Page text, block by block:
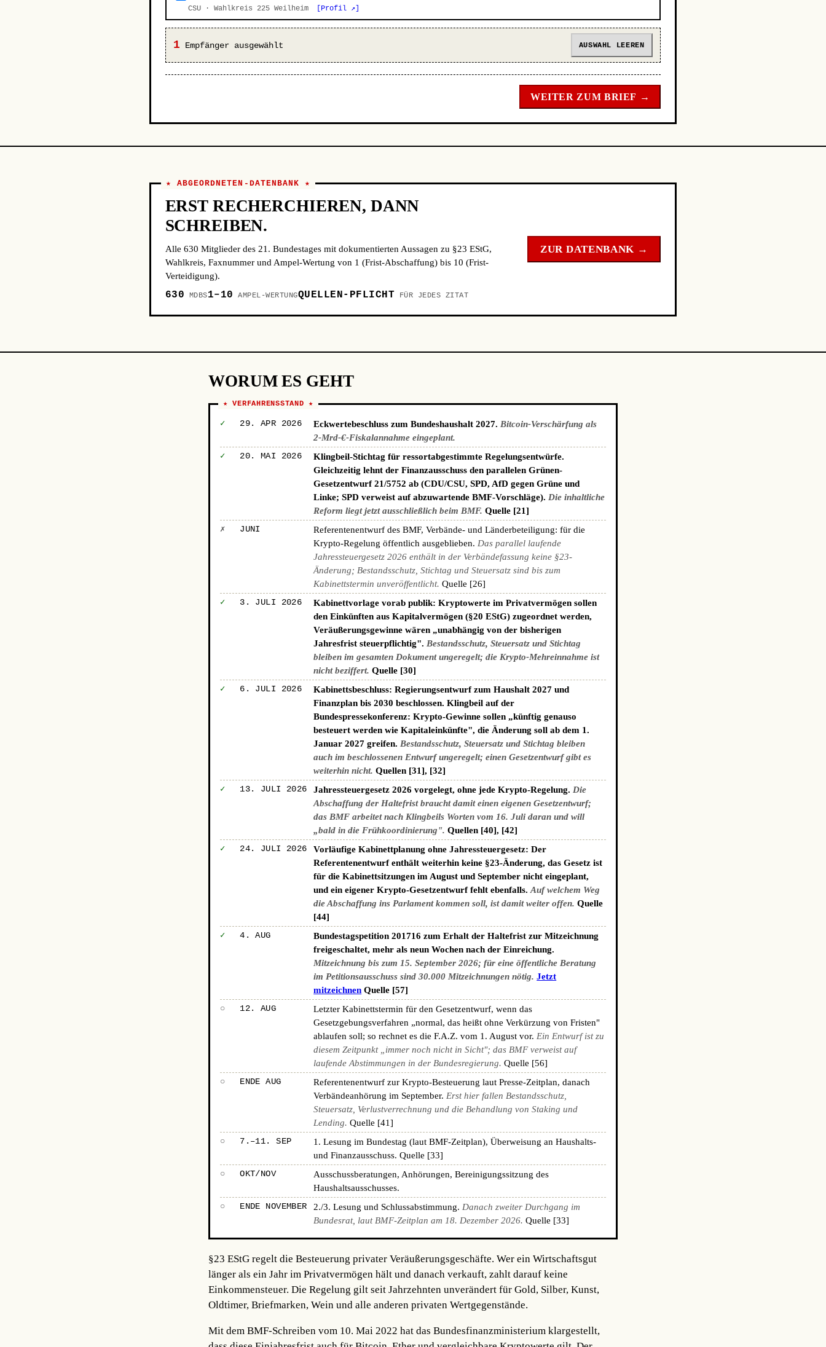
CSU · Wahlkreis 225 Weilheim [Profil ↗]
1 Empfänger ausgewählt AUSWAHL LEEREN
WEITER ZUM BRIEF →
★ ABGEORDNETEN-DATENBANK ★
ERST RECHERCHIEREN, DANN
SCHREIBEN.
Alle 630 Mitglieder des 21. Bundestages mit dokumentierten Aussagen zu §23 EStG,
Wahlkreis, Faxnummer und Ampel-Wertung von 1 (Frist-Abschaffung) bis 10 (Frist-
Verteidigung).
630 MDBS1–10 AMPEL-WERTUNGQUELLEN-PFLICHT FÜR JEDES ZITAT
ZUR DATENBANK →
WORUM ES GEHT
★ VERFAHRENSSTAND ★
✓ 29. APR 2026 Eckwertebeschluss zum Bundeshaushalt 2027. Bitcoin-Verschärfung als
2-Mrd-€-Fiskalannahme eingeplant.
✓ 20. MAI 2026
Klingbeil-Stichtag für ressortabgestimmte Regelungsentwürfe.
Gleichzeitig lehnt der Finanzausschuss den parallelen Grünen-
Gesetzentwurf 21/5752 ab (CDU/CSU, SPD, AfD gegen Grüne und
Linke; SPD verweist auf abzuwartende BMF-Vorschläge). Die inhaltliche
Reform liegt jetzt ausschließlich beim BMF. Quelle [21]
✗ JUNI
Referentenentwurf des BMF, Verbände- und Länderbeteiligung: für die
Krypto-Regelung öffentlich ausgeblieben. Das parallel laufende
Jahressteuergesetz 2026 enthält in der Verbändefassung keine §23-
Änderung; Bestandsschutz, Stichtag und Steuersatz sind bis zum
Kabinettstermin unveröffentlicht. Quelle [26]
✓ 3. JULI 2026
Kabinettvorlage vorab publik: Kryptowerte im Privatvermögen sollen
den Einkünften aus Kapitalvermögen (§20 EStG) zugeordnet werden,
Veräußerungsgewinne wären „unabhängig von der bisherigen
Jahresfrist steuerpflichtig". Bestandsschutz, Steuersatz und Stichtag
bleiben im gesamten Dokument ungeregelt; die Krypto-Mehreinnahme ist
nicht beziffert. Quelle [30]
✓ 6. JULI 2026
Kabinettsbeschluss: Regierungsentwurf zum Haushalt 2027 und
Finanzplan bis 2030 beschlossen. Klingbeil auf der
Bundespressekonferenz: Krypto-Gewinne sollen „künftig genauso
besteuert werden wie Kapitaleinkünfte", die Änderung soll ab dem 1.
Januar 2027 greifen. Bestandsschutz, Steuersatz und Stichtag bleiben
auch im beschlossenen Entwurf ungeregelt; einen Gesetzentwurf gibt es
weiterhin nicht. Quellen [31], [32]
✓ 13. JULI 2026 Jahressteuergesetz 2026 vorgelegt, ohne jede Krypto-Regelung. Die
Abschaffung der Haltefrist braucht damit einen eigenen Gesetzentwurf;
das BMF arbeitet nach Klingbeils Worten vom 16. Juli daran und will
„bald in die Frühkoordinierung". Quellen [40], [42]
✓ 24. JULI 2026
Vorläufige Kabinettplanung ohne Jahressteuergesetz: Der
Referentenentwurf enthält weiterhin keine §23-Änderung, das Gesetz ist
für die Kabinettsitzungen im August und September nicht eingeplant,
und ein eigener Krypto-Gesetzentwurf fehlt ebenfalls.Auf welchem Weg
die Abschaffung ins Parlament kommen soll, ist damit weiter offen. Quelle
[44]
✓ 4. AUG
Bundestagspetition 201716 zum Erhalt der Haltefrist zur Mitzeichnung
freigeschaltet, mehr als neun Wochen nach der Einreichung.
Mitzeichnung bis zum 15. September 2026; für eine öffentliche Beratung
im Petitionsausschuss sind 30.000 Mitzeichnungen nötig. Jetzt
mitzeichnen Quelle [57]
○ 12. AUG
Letzter Kabinettstermin für den Gesetzentwurf, wenn das
Gesetzgebungsverfahren „normal, das heißt ohne Verkürzung von Fristen"
ablaufen soll; so rechnet es die F.A.Z. vom 1. August vor. Ein Entwurf ist zu
diesem Zeitpunkt „immer noch nicht in Sicht"; das BMF verweist auf
laufende Abstimmungen in der Bundesregierung. Quelle [56]
○ ENDE AUG
Referentenentwurf zur Krypto-Besteuerung laut Presse-Zeitplan, danach
Verbändeanhörung im September. Erst hier fallen Bestandsschutz,
Steuersatz, Verlustverrechnung und die Behandlung von Staking und
Lending. Quelle [41]
○ 7.–11. SEP
1. Lesung im Bundestag (laut BMF-Zeitplan), Überweisung an Haushalts-
und Finanzausschuss.Quelle [33]
○ OKT/NOV
Ausschussberatungen, Anhörungen, Bereinigungssitzung des
Haushaltsausschusses.
○ ENDE NOVEMBER 2./3. Lesung und Schlussabstimmung. Danach zweiter Durchgang im
Bundesrat, laut BMF-Zeitplan am 18. Dezember 2026. Quelle [33]
§23 EStG regelt die Besteuerung privater Veräußerungsgeschäfte. Wer ein Wirtschaftsgut
länger als ein Jahr im Privatvermögen hält und danach verkauft, zahlt darauf keine
Einkommensteuer. Die Regelung gilt seit Jahrzehnten unverändert für Gold, Silber, Kunst,
Oldtimer, Briefmarken, Wein und alle anderen privaten Wertgegenstände.
Mit dem BMF-Schreiben vom 10. Mai 2022 hat das Bundesfinanzministerium klargestellt,